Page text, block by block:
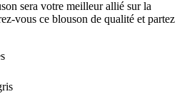
sera votre meilleur allié sur la
vous ce blouson de qualité et partez